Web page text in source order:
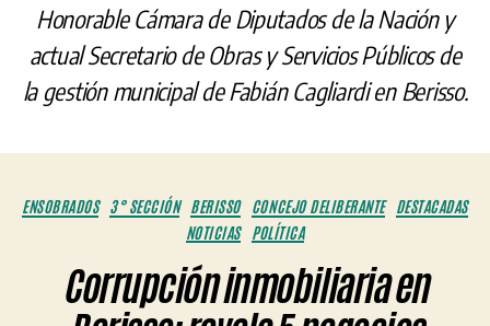
Honorable Cámara de Diputados de la Nación y
actual Secretario de Obras y Servicios Públicos de
la gestión municipal de Fabián Cagliardi en Berisso.
Categorías
ENSOBRADOS 3° SECCIÓN BERISSO CONCEJO DELIBERANTE
DESTACADAS
NOTICIAS
POLÍTICA
Corrupción inmobiliaria en